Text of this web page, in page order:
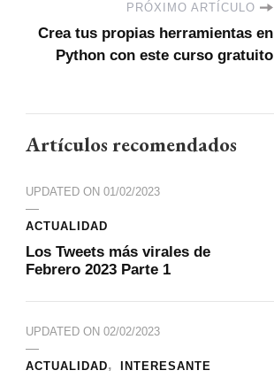
PRÓXIMO ARTÍCULO
Crea tus propias herramientas en
Python con este curso gratuito
Artículos recomendados
UPDATED ON 01/02/2023
ACTUALIDAD
Los Tweets más virales de
Febrero 2023 Parte 1
UPDATED ON 02/02/2023
ACTUALIDAD INTERESANTE